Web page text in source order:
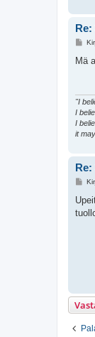
Re:
V
e
Mä
"I
I
I
it
V
e
t